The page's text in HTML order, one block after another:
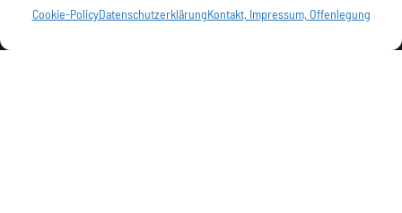
Cookie-PolicyDatenschutzerklärungKontakt, Impressum, Offenlegung